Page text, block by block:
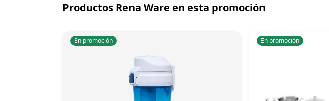
Productos Rena Ware en esta promoción
En promoción En promoción